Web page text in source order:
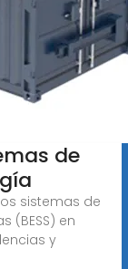
de
sistemas de
(BESS) en
y